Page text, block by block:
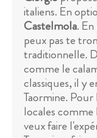
italiens. En
Castelmola.
peux pas te
traditionnelle.
comme le
classiques, il y
Taormine.
locales
veux faire